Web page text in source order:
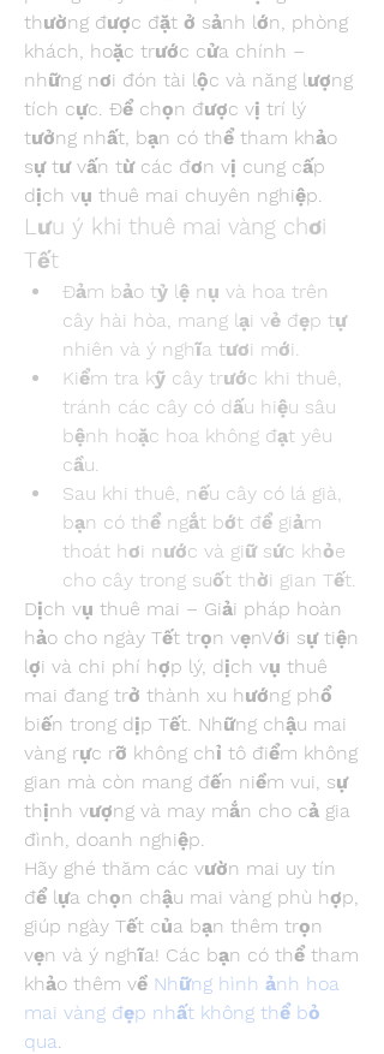
thường được đặt ở sảnh lớn, phòng
khách, hoặc trước cửa chính –
những nơi đón tài lộc và năng lượng
tích cực. Để chọn được vị trí lý
tưởng nhất, bạn có thể tham khảo
sự tư vấn từ các đơn vị cung cấp
dịch vụ thuê mai chuyên nghiệp.
Lưu ý khi thuê mai vàng chơi
Tết
Đảm bảo tỷ lệ nụ và hoa trên
cây hài hòa, mang lại vẻ đẹp tự
nhiên và ý nghĩa tươi mới.
Kiểm tra kỹ cây trước khi thuê,
tránh các cây có dấu hiệu sâu
bệnh hoặc hoa không đạt yêu
cầu.
Sau khi thuê, nếu cây có lá già,
bạn có thể ngắt bớt để giảm
thoát hơi nước và giữ sức khỏe
cho cây trong suốt thời gian Tết.
Dịch vụ thuê mai – Giải pháp hoàn
hảo cho ngày Tết trọn vẹnVới sự tiện
lợi và chi phí hợp lý, dịch vụ thuê
mai đang trở thành xu hướng phổ
biến trong dịp Tết. Những chậu mai
vàng rực rỡ không chỉ tô điểm không
gian mà còn mang đến niềm vui, sự
thịnh vượng và may mắn cho cả gia
đình, doanh nghiệp.
Hãy ghé thăm các vườn mai uy tín
để lựa chọn chậu mai vàng phù hợp,
giúp ngày Tết của bạn thêm trọn
vẹn và ý nghĩa! Các bạn có thể tham
khảo thêm về Những hình ảnh hoa
mai vàng đẹp nhất không thể bỏ
qua.